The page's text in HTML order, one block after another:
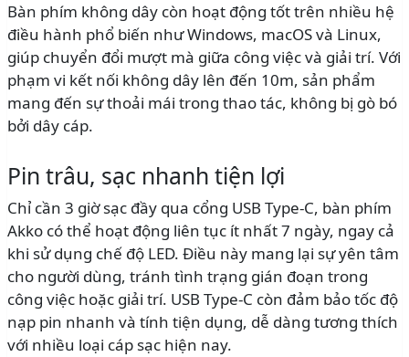
Bàn phím không dây còn hoạt động tốt trên nhiều hệ
điều hành phổ biến như Windows, macOS và Linux,
giúp chuyển đổi mượt mà giữa công việc và giải trí. Với
phạm vi kết nối không dây lên đến 10m, sản phẩm
mang đến sự thoải mái trong thao tác, không bị gò bó
bởi dây cáp.
Pin trâu, sạc nhanh tiện lợi
Chỉ cần 3 giờ sạc đầy qua cổng USB Type-C, bàn phím
Akko có thể hoạt động liên tục ít nhất 7 ngày, ngay cả
khi sử dụng chế độ LED. Điều này mang lại sự yên tâm
cho người dùng, tránh tình trạng gián đoạn trong
công việc hoặc giải trí. USB Type-C còn đảm bảo tốc độ
nạp pin nhanh và tính tiện dụng, dễ dàng tương thích
với nhiều loại cáp sạc hiện nay.